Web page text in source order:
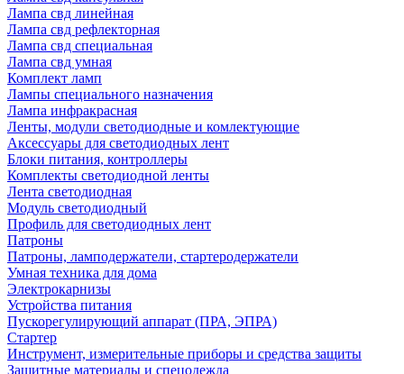
Лампа свд линейная
Лампа свд рефлекторная
Лампа свд специальная
Лампа свд умная
Комплект ламп
Лампы специального назначения
Лампа инфракрасная
Ленты, модули светодиодные и комлектующие
Аксессуары для светодиодных лент
Блоки питания, контроллеры
Комплекты светодиодной ленты
Лента светодиодная
Модуль светодиодный
Профиль для светодиодных лент
Патроны
Патроны, ламподержатели, стартеродержатели
Умная техника для дома
Электрокарнизы
Устройства питания
Пускорегулирующий аппарат (ПРА, ЭПРА)
Стартер
Инструмент, измерительные приборы и средства защиты
Защитные материалы и спецодежда